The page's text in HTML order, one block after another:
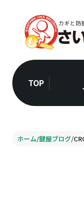
カギと防
TOP
ホーム/鍵屋ブログ/